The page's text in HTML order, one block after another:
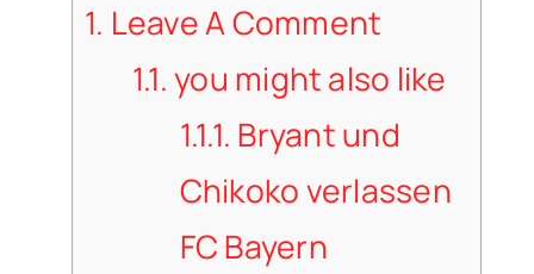
1. Leave A Comment
1.1.you might also like
1.1.1. Bryant und
Chikoko verlassen
FC Bayern